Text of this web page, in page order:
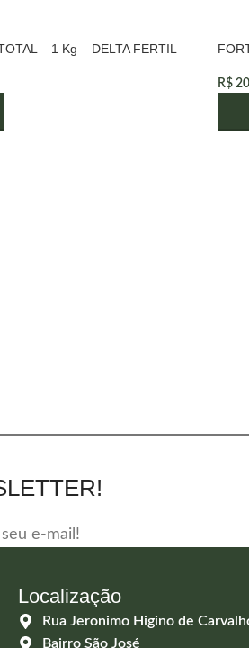
– 1 Kg – DELTA FERTIL
AO CARRINHO
R$
e-mail!
Localização
Rua Jeronimo Higino de
Bairro São José